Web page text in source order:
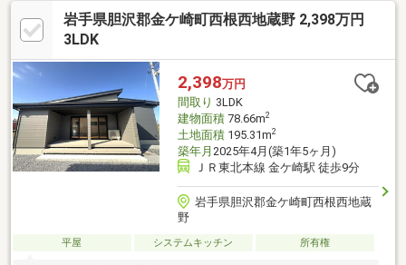
岩手県胆沢郡金ケ崎町西根西地蔵野 2,398万円
3LDK
2,398万円
間取り 3LDK
建物面積78.66m2
土地面積195.31m2
築年月 2025年4月(築1年5ヶ月)
ＪＲ東北本線 金ケ崎駅 徒歩9分
岩手県胆沢郡金ケ崎町西根西地蔵
野
平屋 システムキッチン 所有権